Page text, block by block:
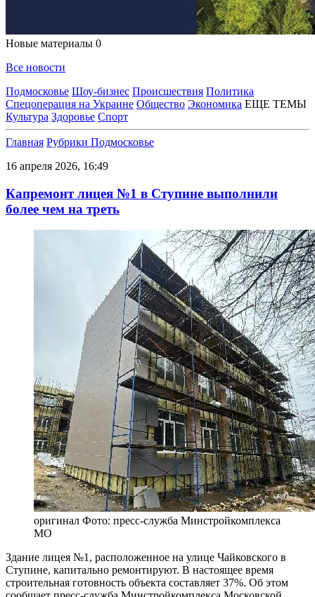
Новые материалы 0
Все новости
Подмосковье Шоу-бизнес Происшествия Политика
Спецоперация на Украине Общество Экономика ЕЩЕ ТЕМЫ
Культура Здоровье Спорт
Главная Рубрики Подмосковье
16 апреля 2026, 16:49
Капремонт лицея №1 в Ступине выполнили
более чем на треть
оригинал Фото: пресс-служба Минстройкомплекса
МО
Здание лицея №1, расположенное на улице Чайковского в
Ступине, капитально ремонтируют. В настоящее время
строительная готовность объекта составляет 37%. Об этом